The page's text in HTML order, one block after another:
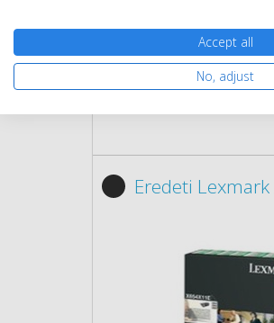
Eredeti
Accept all
No, adjust